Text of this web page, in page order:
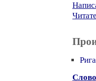
Рига
Слово